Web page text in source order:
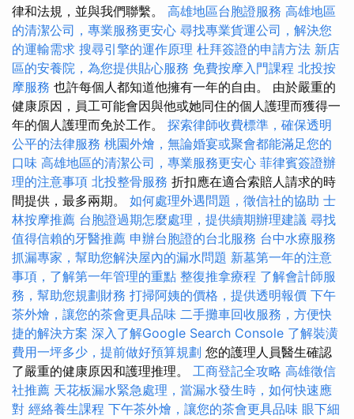
律和法規，並與我們聯繫。 高雄地區台胞證服務 高雄地區
的清潔公司，專業服務更安心 尋找專業貨運公司，解決您
的運輸需求 搜尋引擎的運作原理 杜拜簽證的申請方法 新店
區的安養院，為您提供貼心服務 免費按摩入門課程 北投按
摩服務 也許每個人都知道他擁有一年的自由。 由於嚴重的
健康原因，員工可能會因與他或她同住的個人護理而獲得一
年的個人護理而免於工作。 探索律師收費標準，確保透明
公平的法律服務 桃園外燴，無論婚宴或聚會都能滿足您的
口味 高雄地區的清潔公司，專業服務更安心 菲律賓簽證辦
理的注意事項 北投整骨服務 折扣應在適合索賠人請求的時
間提供，最多兩期。 如何處理外遇問題，徵信社的協助 士
林按摩推薦 台胞證過期怎麼處理，提供續期辦理建議 尋找
值得信賴的牙醫推薦 申辦台胞證的台北服務 台中水療服務
抓漏專家，幫助您解決屋內的漏水問題 新墓第一年的注意
事項，了解第一年管理的重點 整復推拿療程 了解會計師服
務，幫助您規劃財務 打掃阿姨的價格，提供透明報價 下午
茶外燴，讓您的茶會更具品味 二手攤車回收服務，方便快
捷的解決方案 深入了解Google Search Console 了解裝潢
費用一坪多少，提前做好預算規劃 您的護理人員醫生確認
了嚴重的健康原因和護理推理。 工商登記全攻略 高雄徵信
社推薦 天花板漏水緊急處理，當漏水發生時，如何快速應
對 經絡養生課程 下午茶外燴，讓您的茶會更具品味 眼下細